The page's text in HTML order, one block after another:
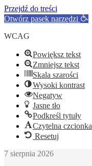
Przejdź do treści
Otwórz pasek narzędzi
WCAG
Powiększ tekst
Zmniejsz tekst
Skala szarości
Wysoki kontrast
Negatyw
Jasne tło
Podkreśl tytuły
Czytelna czcionka
Resetuj
7 sierpnia 2026